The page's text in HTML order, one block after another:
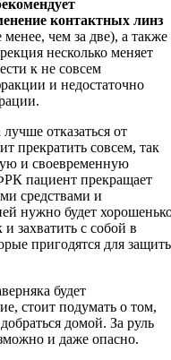
контактных линз
чем за две), а также
несколько меняет
к не совсем
и недостаточно
отказаться от
прекратить совсем, так
и своевременную
пациент прекращает
средствами и
нужно будет
захватить с собой в
пригодятся для
будет
стоит подумать о том,
домой. За руль
и даже опасно.